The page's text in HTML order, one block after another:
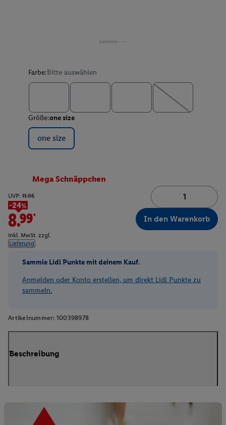
Farbe:Bitte auswählen
Größe:one size
one size
Mega Schnäppchen
UVP: 11.95
-24%
8.99*
inkl. MwSt. zzgl.
Lieferung
In den Warenkorb
Sammle Lidl Punkte mit deinem Kauf.
Anmelden oder Konto erstellen, um direkt Lidl Punkte zu
sammeln.
Artikelnummer: 100398978
Beschreibung